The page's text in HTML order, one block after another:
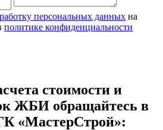
персональных данных на
политике конфиденциальности
стоимости и
ЖБИ обращайтесь в
«МастерСтрой»: